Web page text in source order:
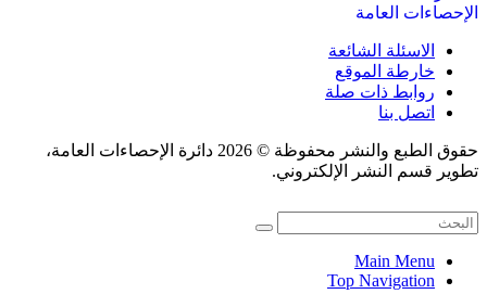
الاسئلة الشائعة
خارطة الموقع
روابط ذات صلة
اتصل بنا
حقوق الطبع والنشر محفوظة © 2026 دائرة الإحصاءات العامة،
تطوير قسم النشر الإلكتروني.
Main Menu
Top Navigation